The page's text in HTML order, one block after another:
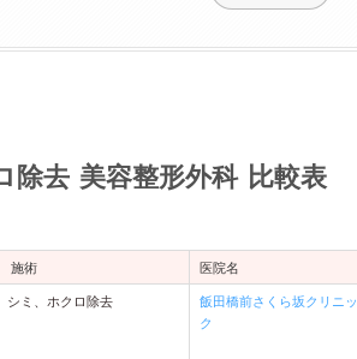
除去 美容整形外科 比較表
施術 医院名
シミ、ホクロ除去
飯田橋前さくら坂クリニッ
ク